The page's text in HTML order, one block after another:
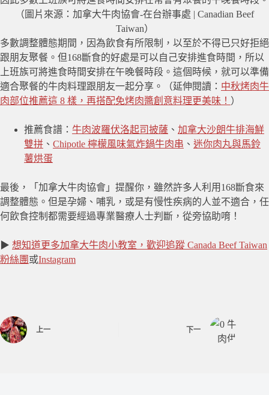
（圖片來源：加拿大牛肉協會-在台辦事處 | Canadian Beef
Taiwan）
多數調整體態期間，因為飲食有所限制，以至於不得已只好拒絕
跟朋友聚餐。但168斷食的好處是可以自己安排進食時間，所以
上班族可將進食時間安排在午晚餐時段。這個時候，就可以準備
適合聚餐的牛肉料理跟朋友一起分享。（延伸閱讀：​​ 中秋烤肉牛
肉部位推薦這 8 樣，再搭配免烤肉醬創意料理更美味！ ）
推薦食譜： 牛肉波羅伏洛起司披薩 、 加拿大沙朗牛排海鮮
雙拼 、 Chipotle 檸檬風味氣炸鍋牛肉串 、 迷你肉丸與馬鈴
薯烘蛋
最後，「加拿大牛肉協會」提醒你，雖然許多人利用168斷食來
調整體態。但是孕婦、哺乳，或是有慢性疾病的人並不適合，任
何飲食控制都需要經過專業醫療人士判斷，從旁協助唷！
▶ 想知道更多加拿大牛肉小教室，歡迎追蹤 Canada Beef Taiwan
粉絲團 或Instagram
上一 下一